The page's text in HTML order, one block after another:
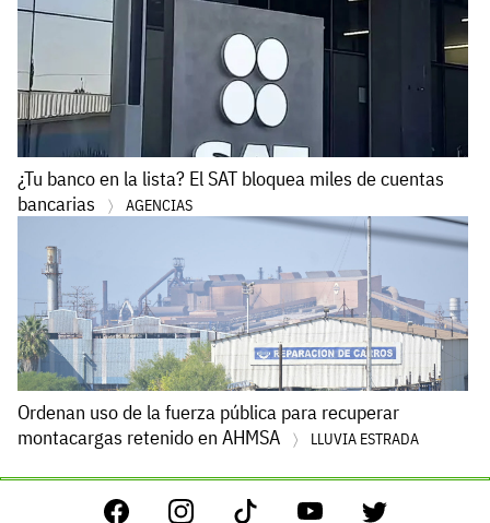
¿Tu banco en la lista? El SAT bloquea miles de cuentas
bancarias
AGENCIAS
Ordenan uso de la fuerza pública para recuperar
montacargas retenido en AHMSA
LLUVIA ESTRADA